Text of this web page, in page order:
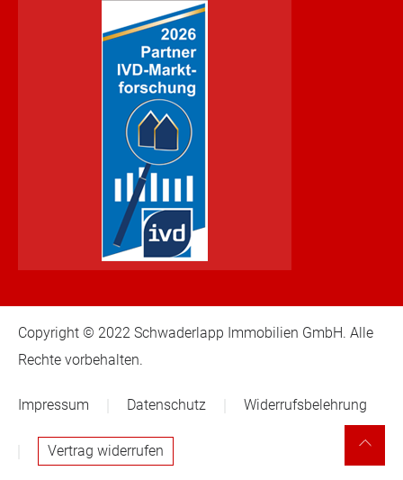
Copyright © 2022 Schwaderlapp Immobilien GmbH. Alle
Rechte vorbehalten.
Impressum Datenschutz Widerrufsbelehrung
Vertrag widerrufen